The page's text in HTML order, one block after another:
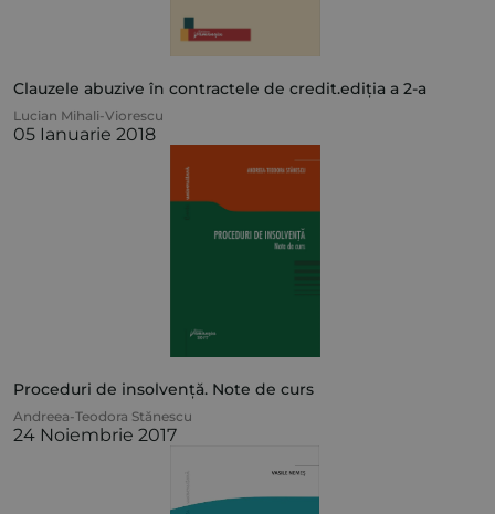
Clauzele abuzive în contractele de credit.ediția a 2-a
Lucian Mihali-Viorescu
05 Ianuarie 2018
Proceduri de insolvență. Note de curs
Andreea-Teodora Stănescu
24 Noiembrie 2017